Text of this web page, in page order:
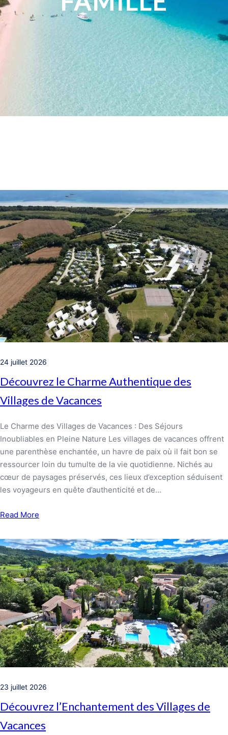
24 juillet 2026
Découvrez le Charme Authentique des
Villages de Vacances
Le Charme des Villages de Vacances : Des Séjours
Inoubliables en Pleine Nature Les villages de vacances offrent
une parenthèse enchantée, un havre de paix où il fait bon se
ressourcer loin du tumulte de la vie quotidienne. Nichés au
cœur de paysages préservés, ces lieux d’exception séduisent
les voyageurs en quête d’authenticité et de…
Read More
23 juillet 2026
Découvrez l’Enchantement des Villages de
Vacances